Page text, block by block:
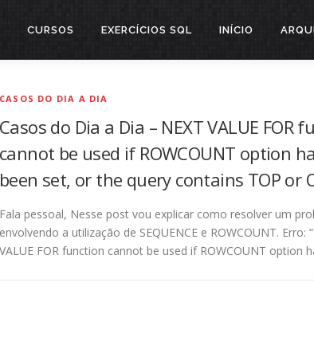
CURSOS EXERCÍCIOS SQL INÍCIO
CASOS DO DIA A DIA
Casos do Dia a Dia – NEXT VALUE FOR
cannot be used if ROWCOUNT option
been set, or the query contains TOP or
Fala pessoal, Nesse post vou explicar como resolver um
envolvendo a utilização de SEQUENCE e ROWCOUNT. Erro:
VALUE FOR function cannot be used if ROWCOUNT option